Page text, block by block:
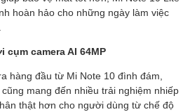
hoàn hảo cho những ngày làm việc
cụm camera AI 64MP
hàng đầu từ Mi Note 10 đình đám,
cũng mang đến nhiều trải nghiệm nhiếp
thật hơn cho người dùng từ chế độ